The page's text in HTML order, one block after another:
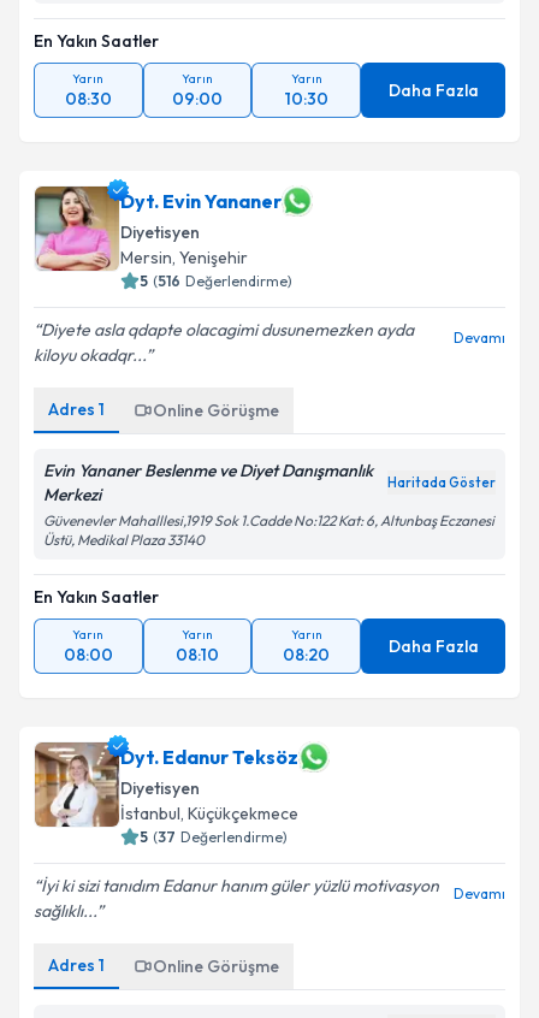
En Yakın Saatler
Yarın
08:30
Yarın
09:00
Yarın
10:30 Daha Fazla
Dyt. Evin Yananer
Diyetisyen
Mersin, Yenişehir
5 (516 Değerlendirme)
Diyete asla qdapte olacagimi dusunemezken ayda
kiloyu okadqr...
Devamı
Adres 1 Online Görüşme
Evin Yananer Beslenme ve Diyet Danışmanlık
Merkezi
Haritada Göster
Güvenevler Mahalllesi,1919 Sok 1.Cadde No:122 Kat: 6, Altunbaş Eczanesi
Üstü, Medikal Plaza 33140
En Yakın Saatler
Yarın
08:00
Yarın
08:10
Yarın
08:20 Daha Fazla
Dyt. Edanur Teksöz
Diyetisyen
İstanbul, Küçükçekmece
5 (37 Değerlendirme)
İyi ki sizi tanıdım Edanur hanım güler yüzlü motivasyon
sağlıklı...
Devamı
Adres 1 Online Görüşme